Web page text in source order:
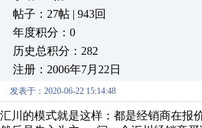
帖子：27帖 | 943回
年度积分：0
历史总积分：282
注册：2006年7月22日
发表于：2020-06-22 15:14:48
汇川的模式就是这样：都是经销商在